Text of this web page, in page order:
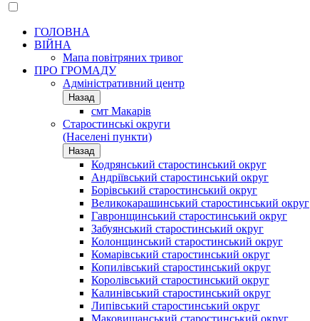
ГОЛОВНА
ВІЙНА
Мапа повітряних тривог
ПРО ГРОМАДУ
Aдміністративний центр
Назад
смт Макарів
Старостинські округи
(Населені пункти)
Назад
Кодрянський старостинський округ
Андріївський старостинський округ
Борівський старостинський округ
Великокарашинський старостинський округ
Гавронщинський старостинський округ
Забуянський старостинський округ
Колонщинський старостинський округ
Комарівський старостинський округ
Копилівський старостинський округ
Королівський старостинський округ
Калинівський старостинський округ
Липівський старостинський округ
Маковищанський старостинський округ